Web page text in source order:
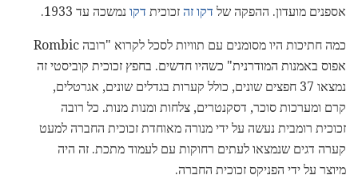
אספנים מועדון. ההפקה של דקו זה זכוכית דקו נמשכה עד 1933.
כמה חתיכות היו מסומנים עם תוויות לסכל לקרוא "רובה Rombic
אפוס באמנות המודרנית" כשהיו חדשים. בחפץ זכוכית קוביסטי זה
נמצאו 37 חפצים שונים, כולל קערות בגדלים שונים, אגרטלים,
קרם ומערכות סוכר, דסקנטרים, צלחות ומנות מנות. כל רובה
זכוכית רומבית נעשה על ידי מנורה מאוחדת זכוכית החברה למעט
קערה דגים שנמצאו לעתים רחוקות עם לעמוד מתכת. זה היה
מיוצר על ידי הפניקס זכוכית החברה.